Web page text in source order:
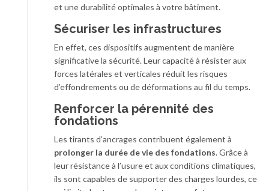
et une durabilité optimales à votre bâtiment.
Sécuriser les infrastructures
En effet, ces dispositifs augmentent de manière
significative la sécurité. Leur capacité à résister aux
forces latérales et verticales réduit les risques
d’effondrements ou de déformations au fil du temps.
Renforcer la pérennité des
fondations
Les tirants d’ancrages contribuent également à
prolonger la durée de vie des fondations. Grâce à
leur résistance à l’usure et aux conditions climatiques,
ils sont capables de supporter des charges lourdes, ce